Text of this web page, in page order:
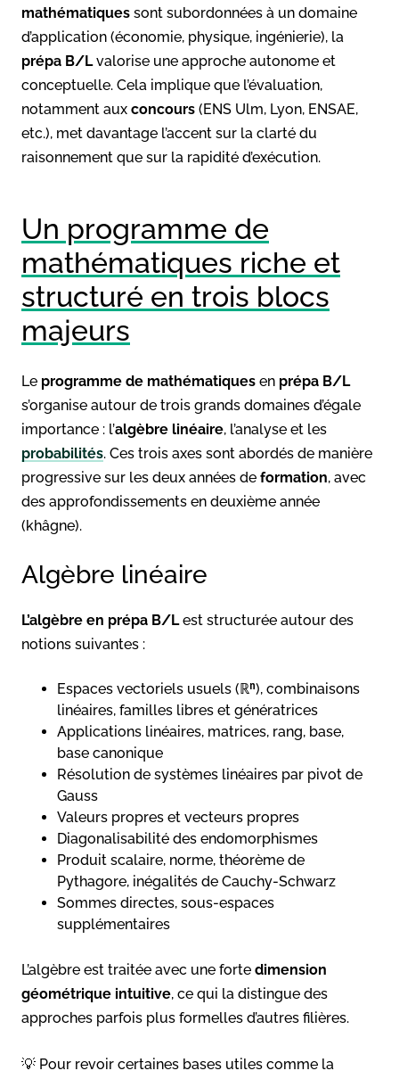
mathématiques sont subordonnées à un domaine
d’application (économie, physique, ingénierie), la
prépa B/Lvalorise une approche autonome et
conceptuelle. Cela implique que l’évaluation,
notamment aux concours (ENS Ulm, Lyon, ENSAE,
etc.), met davantage l’accent sur la clarté du
raisonnement que sur la rapidité d’exécution.
Un programme de
mathématiques riche et
structuré en trois blocs
majeurs
Le programme de mathématiques en prépa B/L
s’organise autour de trois grands domaines d’égale
importance : l’algèbre linéaire, l’analyse et les
probabilités. Ces trois axes sont abordés de manière
progressive sur les deux années de formation, avec
des approfondissements en deuxième année
(khâgne).
Algèbre linéaire
L’algèbre en prépa B/Lest structurée autour des
notions suivantes :
Espaces vectoriels usuels (ℝⁿ), combinaisons
linéaires, familles libres et génératrices
Applications linéaires, matrices, rang, base,
base canonique
Résolution de systèmes linéaires par pivot de
Gauss
Valeurs propres et vecteurs propres
Diagonalisabilité des endomorphismes
Produit scalaire, norme, théorème de
Pythagore, inégalités de Cauchy-Schwarz
Sommes directes, sous-espaces
supplémentaires
L’algèbre est traitée avec une forte dimension
géométrique intuitive, ce qui la distingue des
approches parfois plus formelles d’autres filières.
💡 Pour revoir certaines bases utiles comme la